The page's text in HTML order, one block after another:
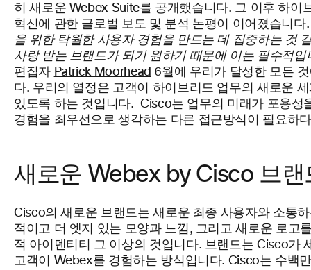
히 새로운 Webex Suite를 공개했습니다. 그 이후 하이
혁신에 관한 글로벌 보도 및 분석 논평이 이어졌습니다
을 위한 탁월한 사용자 경험을 만드는 데 집중하는 것
사랑 받는 브랜드가 되기 원하기 때문에 이는 필수적입
편집자 Patrick Moorhead 6월에 우리가 달성한 모든
다. 우리의 열정은 고객이 하이브리드 업무의 새로운
있도록 하는 것입니다. Cisco는 업무의 미래가 포용성
경험을 최우선으로 생각하는 다른 접근방식이 필요하
새로운 Webex by Cisco 브랜
Cisco의 새로운 브랜드는 새로운 최종 사용자와 소통
적이고 더 엣지 있는 모양과 느낌, 그리고 새로운 로고
적 아이덴티티 그 이상의 것입니다. 브랜드는 Cisco가
고객이 Webex를 경험하는 방식입니다. Cisco는 수백